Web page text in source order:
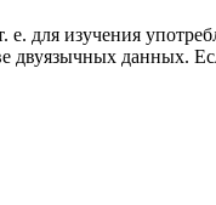
для изучения
двуязычных